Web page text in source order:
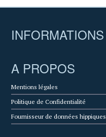
INFORMATIONS
A PROPOS
Mentions légales
Politique de Confidentialité
Fournisseur de données hippiques